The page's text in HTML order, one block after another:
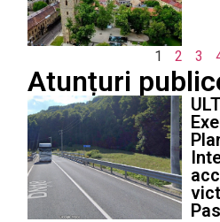
1 2 3
Atunțuri